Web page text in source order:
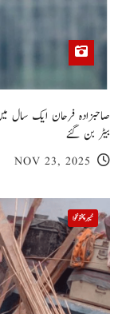
بیٹر بن گئے
NOV 23, 2025
خیبر پختونخوا